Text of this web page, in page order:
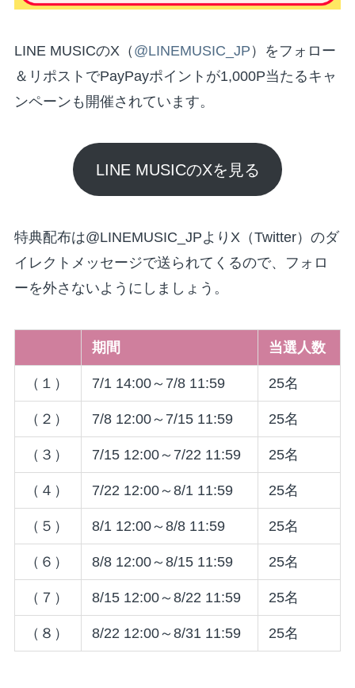
LINE MUSICのX（ @LINEMUSIC_JP ）をフォロー
＆リポストでPayPayポイントが1,000P当たるキャ
ンペーンも開催されています。
LINE MUSICのXを見る
特典配布は@LINEMUSIC_JPよりX（Twitter）のダ
イレクトメッセージで送られてくるので、フォロ
ーを外さないようにしましょう。
期間 当選人数
（１） 7/1 14:00～7/8 11:59 25名
（２） 7/8 12:00～7/15 11:59 25名
（３） 7/15 12:00～7/22 11:59 25名
（４） 7/22 12:00～8/1 11:59 25名
（５） 8/1 12:00～8/8 11:59 25名
（６） 8/8 12:00～8/15 11:59 25名
（７） 8/15 12:00～8/22 11:59 25名
（８） 8/22 12:00～8/31 11:59 25名